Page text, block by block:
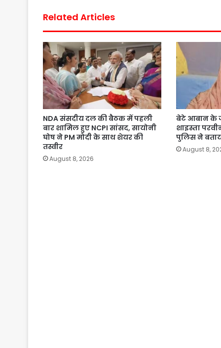
Related Articles
NDA संसदीय दल की बैठक में पहली
बार शामिल हुए NCPI सांसद, सायोनी
घोष ने PM मोदी के साथ शेयर की
तस्वीर
August 8, 2026
बेटे आबान के
शाइस्ता
पुलिस ने
August 8,